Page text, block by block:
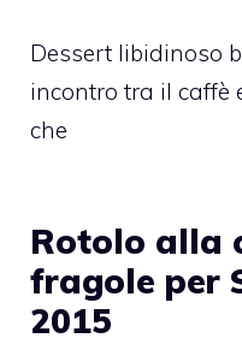
Dessert libidinoso
incontro tra il caffè
che
Rotolo alla
fragole per
2015